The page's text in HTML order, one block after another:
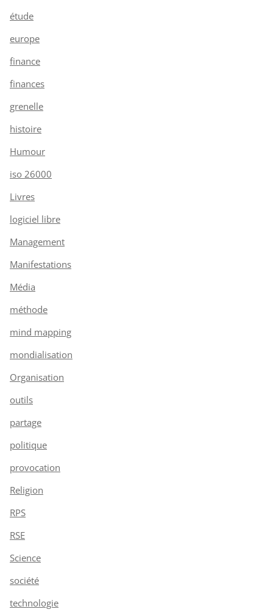
étude
europe
finance
finances
grenelle
histoire
Humour
iso 26000
Livres
logiciel libre
Management
Manifestations
Média
méthode
mind mapping
mondialisation
Organisation
outils
partage
politique
provocation
Religion
RPS
RSE
Science
société
technologie